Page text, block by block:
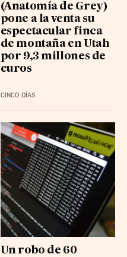
(Anatomía de Grey)
pone a la venta su
espectacular finca
de montaña en Utah
por 9,3 millones de
euros
CINCO DÍAS
Un robo de 60